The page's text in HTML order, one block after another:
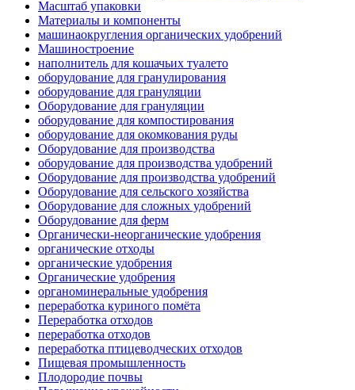
Масштаб упаковки
Материалы и компоненты
машинаокругления органических удобрений
Машиностроение
наполнитель для кошачьих туалето
оборудование для гранулирования
оборудование для грануляции
Оборудование для грануляции
оборудование для компостирования
оборудование для окомкования руды
Оборудование для производства
оборудование для производства удобрений
Оборудование для производства удобрений
Оборудование для сельского хозяйства
Оборудование для сложных удобрений
Оборудование для ферм
Органически-неорганические удобрения
органические отходы
органические удобрения
Органические удобрения
органоминеральные удобрения
переработка куриного помёта
Переработка отходов
переработка отходов
переработка птицеводческих отходов
Пищевая промышленность
Плодородие почвы